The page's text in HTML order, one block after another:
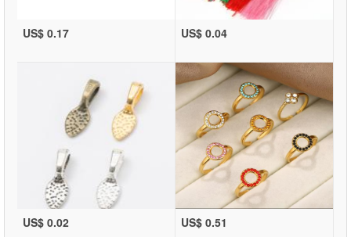
US$ 0.17 US$ 0.04
US$ 0.02 US$ 0.51